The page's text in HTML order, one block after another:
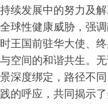
持续发展中的努力及
全球性健康威胁，强
时王国前驻华大使、
与空间的和谐共生。
景深度绑定，路径不
践的呼应，共同揭示